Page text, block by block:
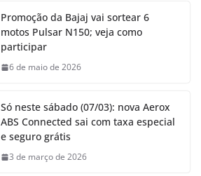
Promoção da Bajaj vai sortear 6
motos Pulsar N150; veja como
participar
6 de maio de 2026
Só neste sábado (07/03): nova Aerox
ABS Connected sai com taxa especial
e seguro grátis
3 de março de 2026